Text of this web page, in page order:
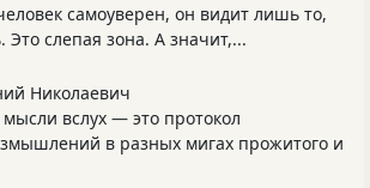
самоуверен, он видит лишь то,
Это слепая зона. А значит,...
Николаевич
вслух — это протокол
в разных мигах прожитого и